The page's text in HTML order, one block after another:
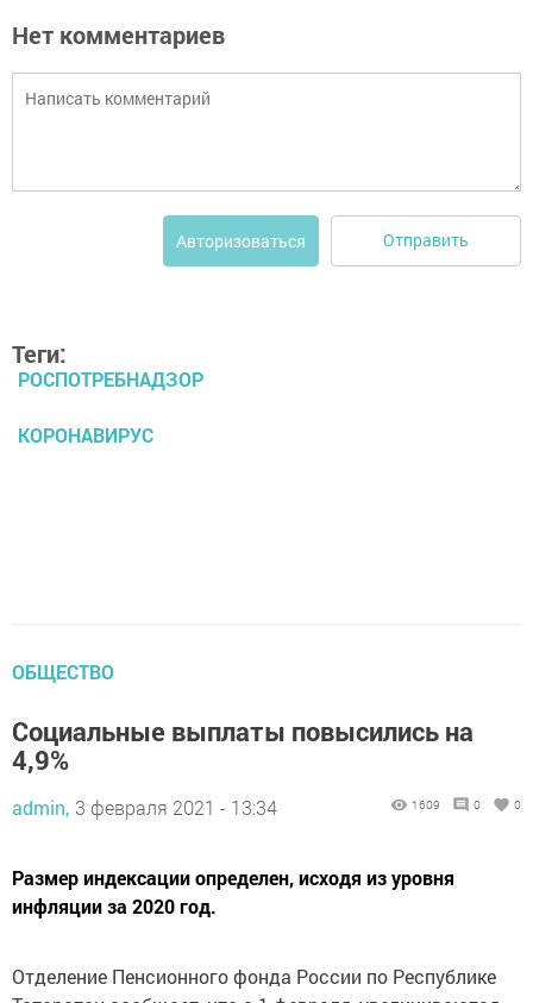
Нет комментариев
Авторизоваться Отправить
Теги:
РОСПОТРЕБНАДЗОР
КОРОНАВИРУС
ОБЩЕСТВО
Социальные выплаты повысились на
4,9%
admin, 3 февраля 2021 - 13:34 1609 0 0
Размер индексации определен, исходя из уровня
инфляции за 2020 год.
Отделение Пенсионного фонда России по Республике